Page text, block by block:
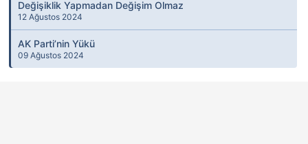
Değişiklik Yapmadan Değişim Olmaz
12 Ağustos 2024
AK Parti’nin Yükü
09 Ağustos 2024